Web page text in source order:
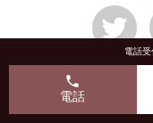
電話
phone
電話